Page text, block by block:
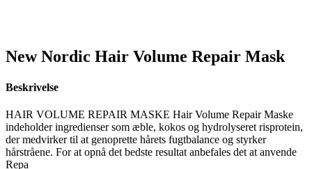
New Nordic Hair Volume Repair Mask
Beskrivelse
HAIR VOLUME REPAIR MASKE Hair Volume Repair Maske
indeholder ingredienser som æble, kokos og hydrolyseret risprotein,
der medvirker til at genoprette hårets fugtbalance og styrker
hårstråene. For at opnå det bedste resultat anbefales det at anvende
Repa